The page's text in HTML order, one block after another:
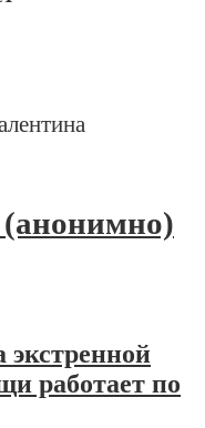
(анонимно)
экстренной
работает по